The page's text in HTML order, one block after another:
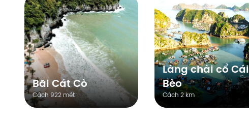
Bãi Cát Cò
Cách 922 mét
Làng chài cổ Cái
Bèo
Cách 2 km